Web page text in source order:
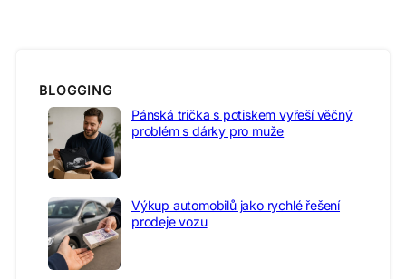
BLOGGING
Pánská trička s potiskem vyřeší věčný
problém s dárky pro muže
Výkup automobilů jako rychlé řešení
prodeje vozu